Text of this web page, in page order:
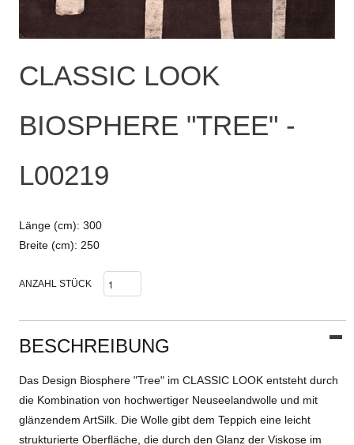
CLASSIC LOOK
BIOSPHERE "TREE" -
L00219
Länge (cm): 300
Breite (cm): 250
ANZAHL STÜCK
BESCHREIBUNG
Das Design Biosphere "Tree" im CLASSIC LOOK entsteht durch
die Kombination von hochwertiger Neuseelandwolle und mit
glänzendem ArtSilk. Die Wolle gibt dem Teppich eine leicht
strukturierte Oberfläche, die durch den Glanz der Viskose im